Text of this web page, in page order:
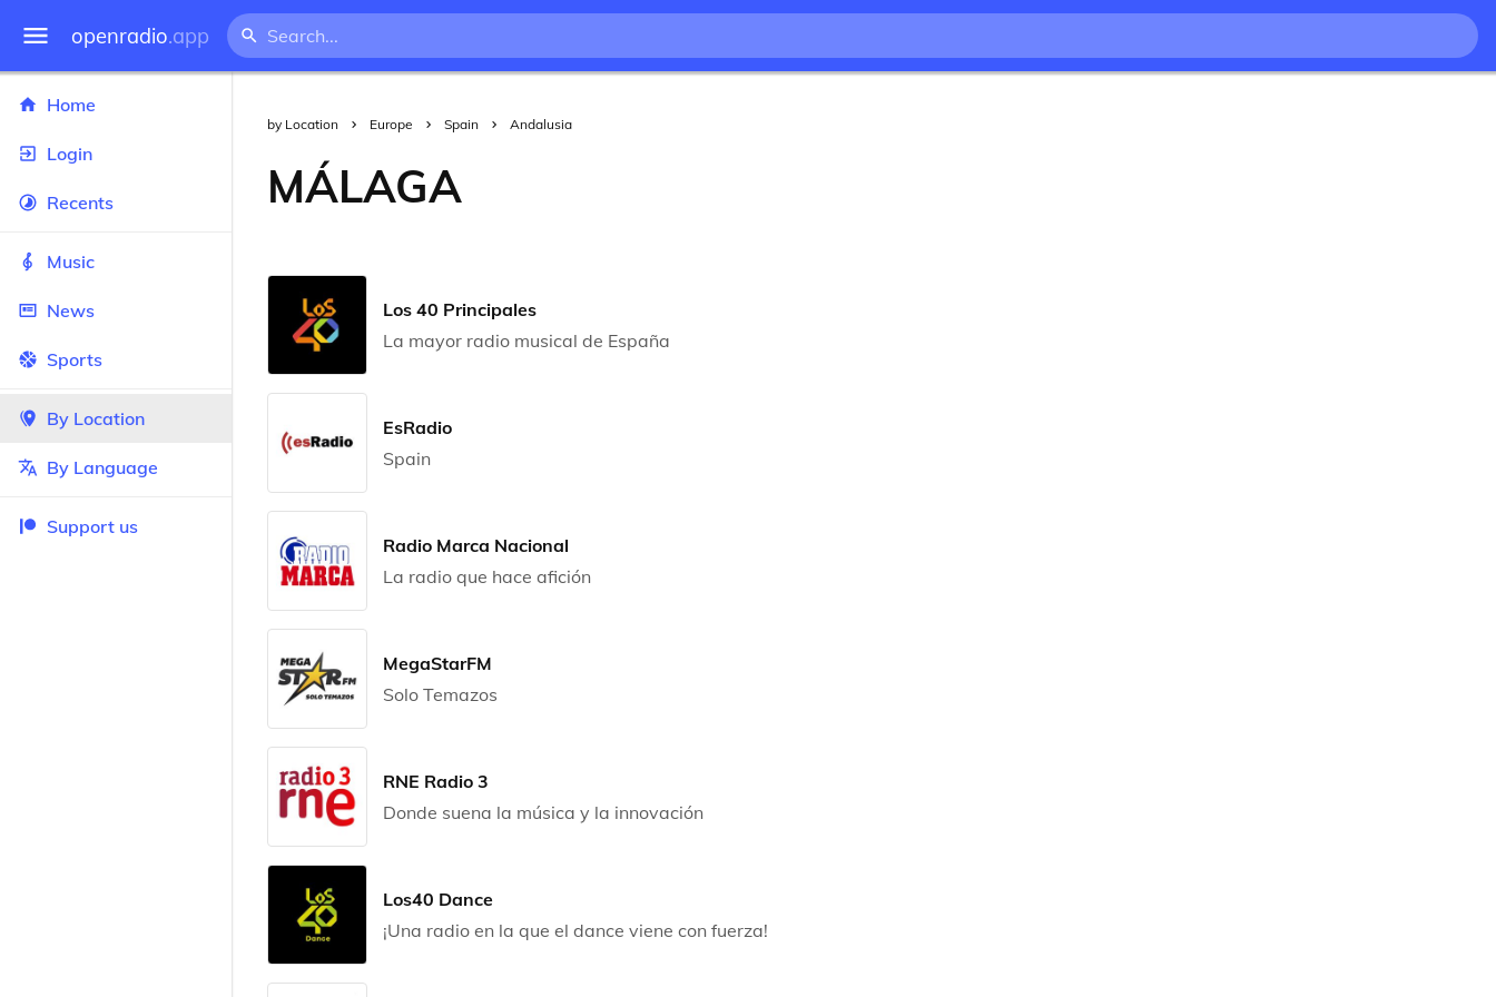
openradio.app
Home
Login
Recents
Music
News
Sports
By Location
By Language
Support us
by Location Europe Spain Andalusia
MÁLAGA
Los 40 Principales
La mayor radio musical de España
EsRadio
Spain
Radio Marca Nacional
La radio que hace afición
MegaStarFM
Solo Temazos
RNE Radio 3
Donde suena la música y la innovación
Los40 Dance
¡Una radio en la que el dance viene con fuerza!